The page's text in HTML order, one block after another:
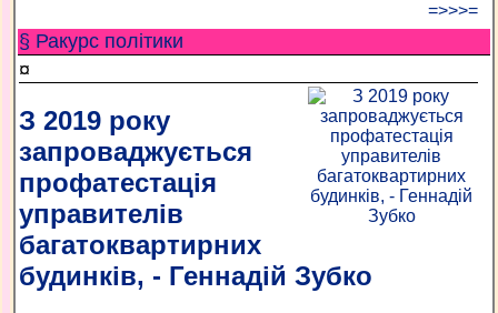
=>>>=
§ Ракурс політики
¤
З 2019 року
запроваджується
профатестація
управителів
багатоквартирних
будинків, - Геннадій Зубко